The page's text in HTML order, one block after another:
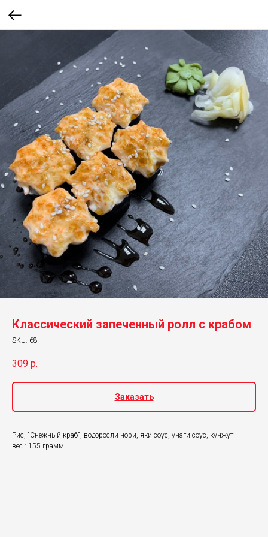
Классический запеченный ролл с крабом
SKU: 68
309 р.
Заказать
Рис, "Снежный краб", водоросли нори, яки соус, унаги соус, кунжут
вес : 155 грамм